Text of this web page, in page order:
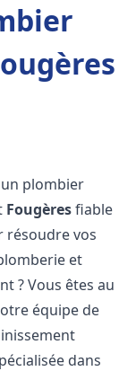
plombier
Fougèresfiable
résoudre vos
et
? Vous êtes au
équipe de
dans